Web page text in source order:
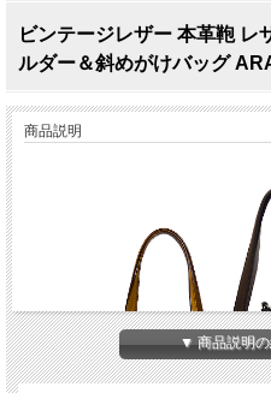
ビンテージレザー 本革鞄 レ
ルダー＆斜めがけバッグ
商品説明
▼ 商品説明